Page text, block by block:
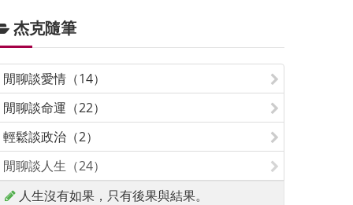
杰克隨筆
閒聊談愛情（14）
閒聊談命運（22）
輕鬆談政治（2）
閒聊談人生（24）
人生沒有如果，只有後果與結果。